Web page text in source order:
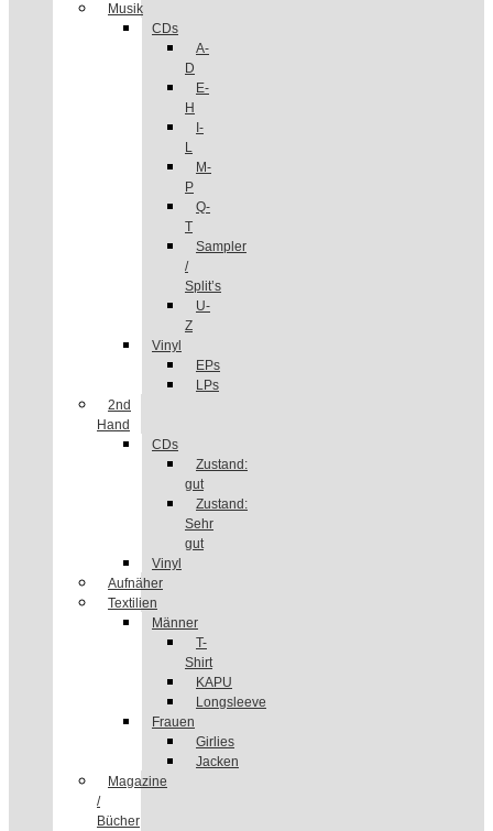
Musik
CDs
A-
D
E-
H
I-
L
M-
P
Q-
T
Sampler
/
Split’s
U-
Z
Vinyl
EPs
LPs
2nd
Hand
CDs
Zustand:
gut
Zustand:
Sehr
gut
Vinyl
Aufnäher
Textilien
Männer
T-
Shirt
KAPU
Longsleeve
Frauen
Girlies
Jacken
Magazine
/
Bücher